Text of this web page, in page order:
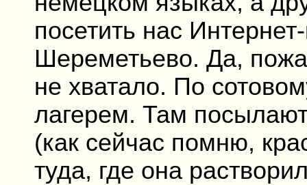
посетить нас
Шереметьево. Да,
не хватало. По
лагерем. Там
(как сейчас помню,
туда, где она